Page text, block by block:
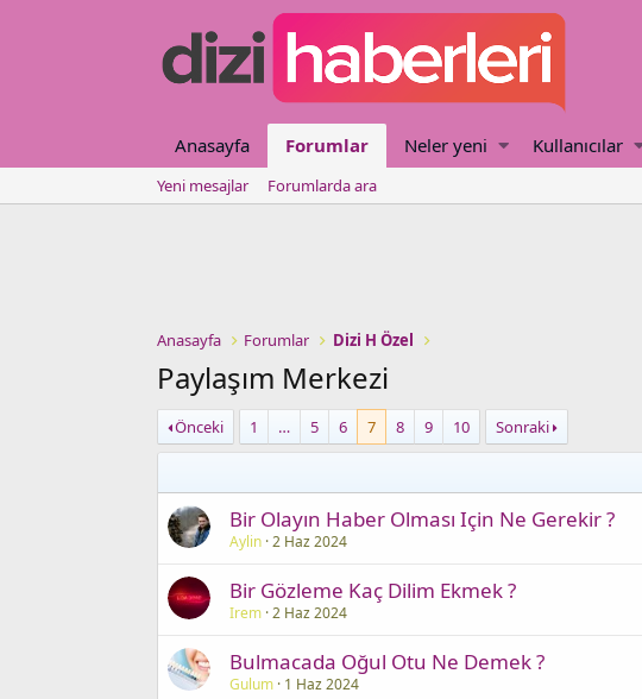
Anasayfa Forumlar Neler yeni Kullanıcılar
Yeni mesajlar Forumlarda ara
Anasayfa Forumlar Dizi H Özel
Paylaşım Merkezi
Önceki 1 … 5 6 7 8 9 10 Sonraki
Bir Olayın Haber Olması Için Ne Gerekir ?
Aylin 2 Haz 2024
Bir Gözleme Kaç Dilim Ekmek ?
Irem 2 Haz 2024
Bulmacada Oğul Otu Ne Demek ?
Gulum 1 Haz 2024